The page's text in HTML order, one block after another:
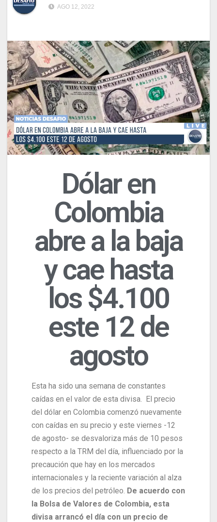
AGO 12, 2022
Dólar en
Colombia
abre a la baja
y cae hasta
los $4.100
este 12 de
agosto
Esta ha sido una semana de constantes
caídas en el valor de esta divisa. El precio
del dólar en Colombia comenzó nuevamente
con caídas en su precio y este viernes -12
de agosto- se desvaloriza más de 10 pesos
respecto a la TRM del día, influenciado por la
precaución que hay en los mercados
internacionales y la reciente variación al alza
de los precios del petróleo. De acuerdo con
la Bolsa de Valores de Colombia, esta
divisa arrancó el día con un precio de